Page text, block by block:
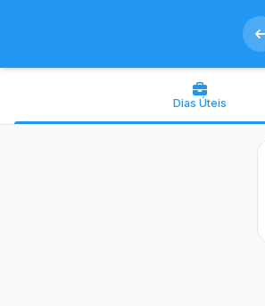
Dias Úteis